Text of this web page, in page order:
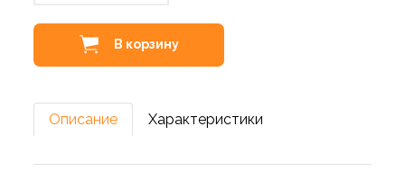
В корзину
Описание Характеристики